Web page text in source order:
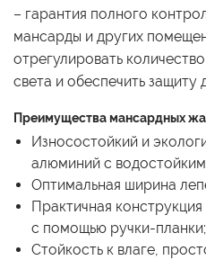
– гарантия полного
мансарды и других
отрегулировать
света и обеспечить защиту
Преимущества мансардных
Износостойкий и
алюминий с
Оптимальная ширина
Практичная
с помощью ручки-планки;
Стойкость к влаге,